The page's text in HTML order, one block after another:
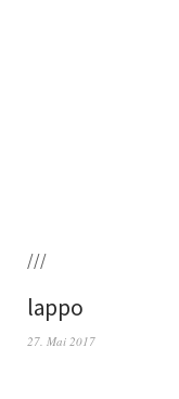
///
lappo
27. Mai 2017